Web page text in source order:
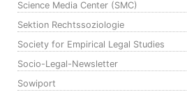
Science Media Center (SMC)
Sektion Rechtssoziologie
Society for Empirical Legal Studies
Socio-Legal-Newsletter
Sowiport